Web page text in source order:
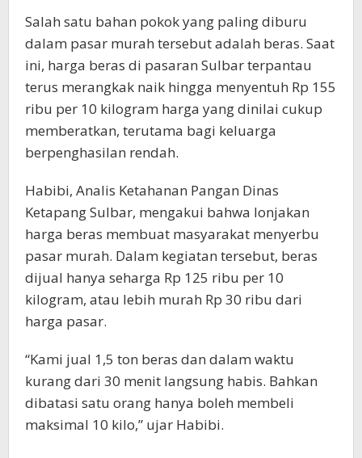
Salah satu bahan pokok yang paling diburu
dalam pasar murah tersebut adalah beras. Saat
ini, harga beras di pasaran Sulbar terpantau
terus merangkak naik hingga menyentuh Rp 155
ribu per 10 kilogram harga yang dinilai cukup
memberatkan, terutama bagi keluarga
berpenghasilan rendah.
Habibi, Analis Ketahanan Pangan Dinas
Ketapang Sulbar, mengakui bahwa lonjakan
harga beras membuat masyarakat menyerbu
pasar murah. Dalam kegiatan tersebut, beras
dijual hanya seharga Rp 125 ribu per 10
kilogram, atau lebih murah Rp 30 ribu dari
harga pasar.
“Kami jual 1,5 ton beras dan dalam waktu
kurang dari 30 menit langsung habis. Bahkan
dibatasi satu orang hanya boleh membeli
maksimal 10 kilo,” ujar Habibi.